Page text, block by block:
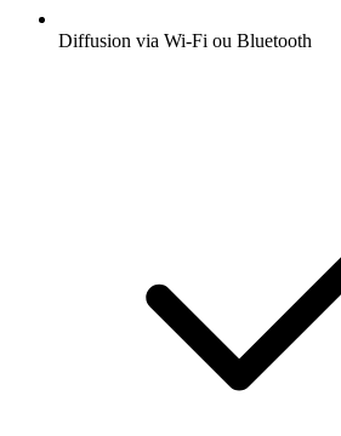
Diffusion via Wi-Fi ou Bluetooth